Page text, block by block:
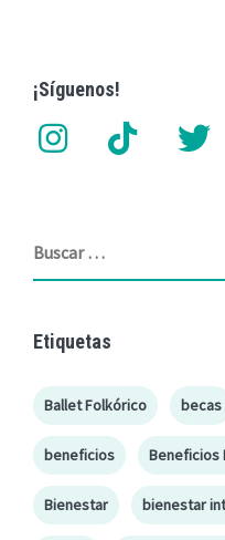
¡Síguenos!
Etiquetas
Ballet Folkórico becas
beneficios Beneficios
Bienestar bienestar